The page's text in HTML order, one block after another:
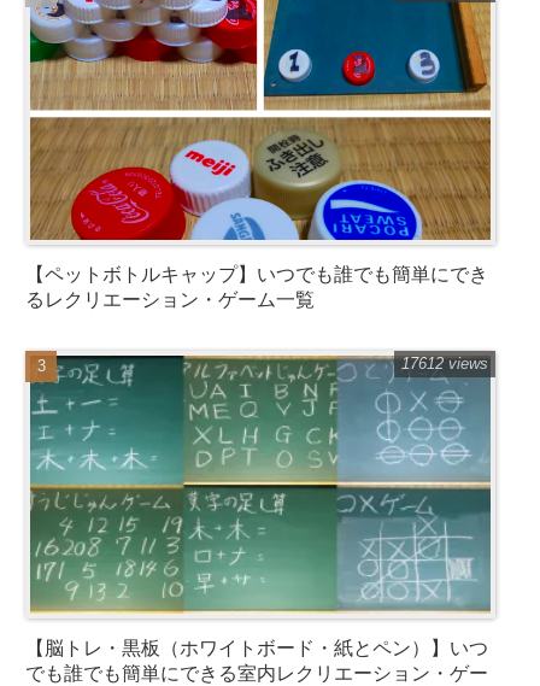
【ペットボトルキャップ】いつでも誰でも簡単にでき
るレクリエーション・ゲーム一覧
【脳トレ・黒板（ホワイトボード・紙とペン）】いつ
でも誰でも簡単にできる室内レクリエーション・ゲー
17612 views